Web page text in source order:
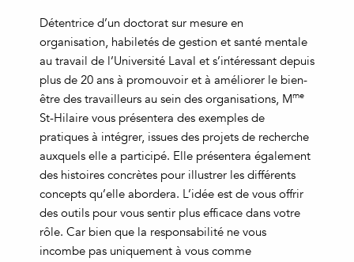
Détentrice d’un doctorat sur mesure en
organisation, habiletés de gestion et santé mentale
au travail de l’Université Laval et s’intéressant depuis
plus de 20 ans à promouvoir et à améliorer le bien-
être des travailleurs au sein des organisations, Mme
St-Hilaire vous présentera des exemples de
pratiques à intégrer, issues des projets de recherche
auxquels elle a participé. Elle présentera également
des histoires concrètes pour illustrer les différents
concepts qu’elle abordera. L’idée est de vous offrir
des outils pour vous sentir plus efficace dans votre
rôle. Car bien que la responsabilité ne vous
incombe pas uniquement à vous comme